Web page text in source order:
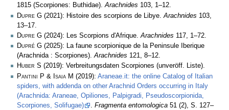
1815 (Scorpiones: Buthidae).Arachnides 103, 1­–12.
Dupre G (2021): Histoire des scorpions de Libye. Arachnides 103,
13–17.
Dupre G (2024): Les Scorpions d'Afrique.Arachnides 117, 1–72.
Dupré G (2025): La faune scorpionique de la Peninsule Iberique
(Arachnida : Scorpiones).Arachnides 121, 8–12.
Huber S (2019): Verbreitungsdaten Scorpiones (unveröff. Liste).
Pantini P & Isaia M (2019): Araneae.it: the online Catalog of Italian
spiders, with addenda on other Arachnid Orders occurring in Italy
(Arachnida: Araneae, Opiliones, Palpigradi, Pseudoscorpionida,
Scorpiones, Solifugae)
Fragmenta entomologica 51 (2), S. 127–